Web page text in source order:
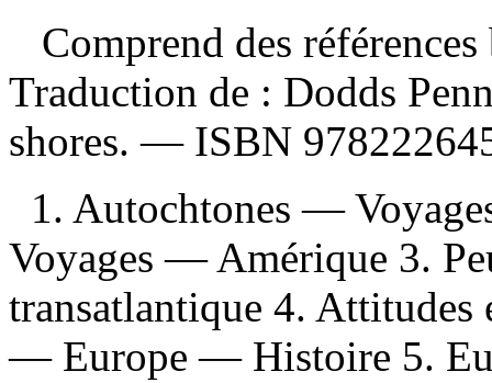
Comprend des
Traduction de : Dodds
shores. — ISBN
1. Autochtones —
Voyages — Amérique 3.
transatlantique 4. Attitudes
— Europe — Histoire 5.